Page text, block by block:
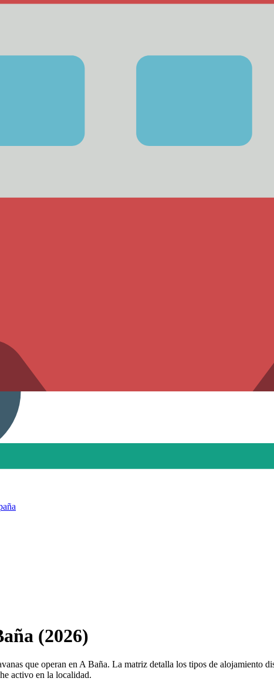
(2026)
que operan en A Baña. La matriz detalla los tipos de alojamiento
activo en la localidad.